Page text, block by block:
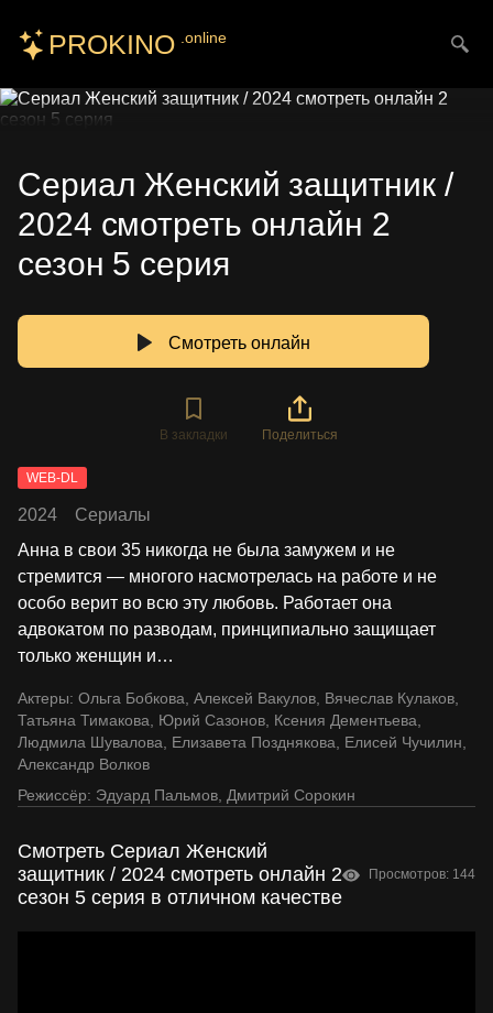
PROKINO .online
Сериал Женский защитник /
2024 смотреть онлайн 2
сезон 5 серия
Смотреть онлайн
В закладки Поделиться
WEB-DL
2024
Сериалы
Анна в свои 35 никогда не была замужем и не
стремится — многого насмотрелась на работе и не
особо верит во всю эту любовь. Работает она
адвокатом по разводам, принципиально защищает
только женщин и…
Актеры: Ольга Бобкова, Алексей Вакулов, Вячеслав Кулаков,
Татьяна Тимакова, Юрий Сазонов, Ксения Дементьева,
Людмила Шувалова, Елизавета Позднякова, Елисей Чучилин,
Александр Волков
Режиссёр: Эдуард Пальмов, Дмитрий Сорокин
Смотреть Сериал Женский
защитник / 2024 смотреть онлайн 2
сезон 5 серия в отличном качестве
Просмотров: 144